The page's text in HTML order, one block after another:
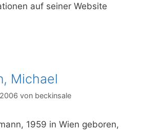
auf seiner Website
Michael
von beckinsale
1959 in Wien geboren,